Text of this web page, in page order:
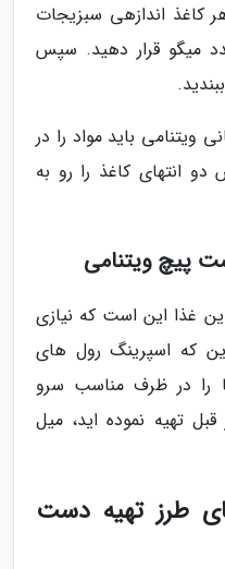
کاغذ اندازهی سبزیجات
میگو قرار دهید. سپس
ویتنامی باید مواد را در
انتهای کاغذ را رو به
پیچ ویتنامی
غذا این است که نیازی
که اسپرینگ رول های
را در ظرف مناسب سرو
تهیه نموده اید، میل
طرز تهیه دست